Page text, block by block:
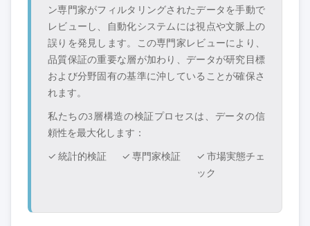
ン専門家がフィルタリングされたデータを手動で
レビューし、自動化システムには視点や文脈上の
誤りを発見します。この専門家レビューにより、
品質保証の重要な層が加わり、データが研究目標
および分野固有の基準に沖していることが確保さ
れます。
私たちの3層構造の検証プロセスは、データの信
頼性を最大化します：
✓ 統計的検証
✓ 専門家検証
✓ 市場実態チェ
ック